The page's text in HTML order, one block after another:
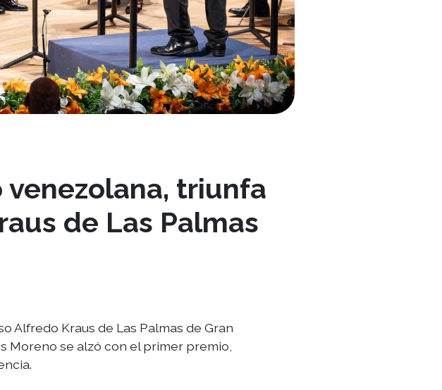
venezolana, triunfa
de Las Palmas
Alfredo Kraus de Las Palmas de Gran
Moreno se alzó con el primer premio,